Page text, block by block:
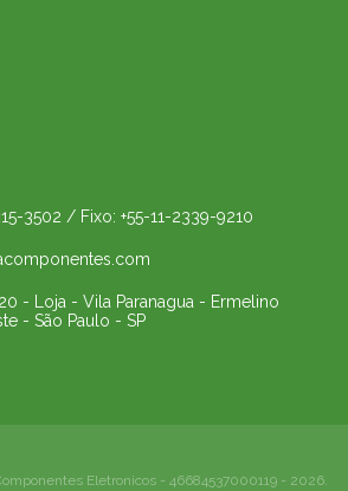
3502 / Fixo: +55-11-2339-9210
- Loja - Vila Paranagua - Ermelino
- São Paulo - SP
Eletronicos - 46684537000119 - 2026.